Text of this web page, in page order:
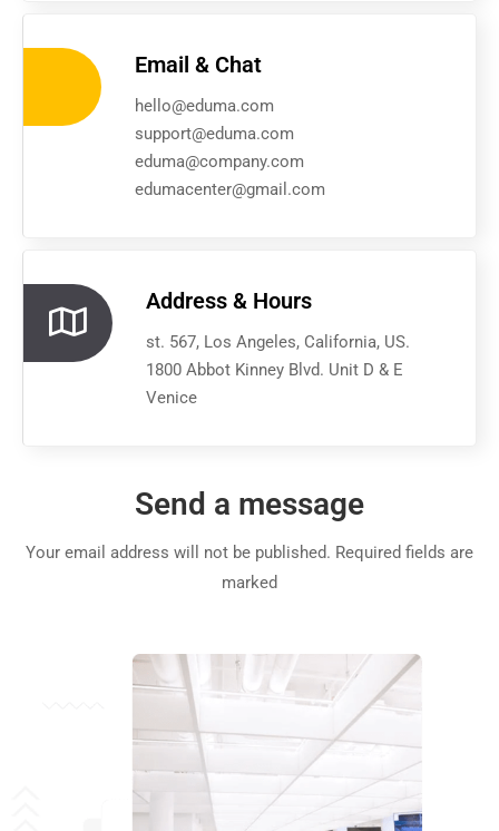
Email & Chat
hello@eduma.com
support@eduma.com
eduma@company.com
edumacenter@gmail.com
Address & Hours
st. 567, Los Angeles, California, US.
1800 Abbot Kinney Blvd. Unit D & E
Venice
Send a message
Your email address will not be published. Required fields are
marked